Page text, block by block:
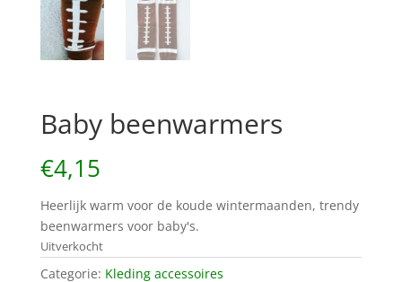
Baby beenwarmers
€4,15
Heerlijk warm voor de koude wintermaanden, trendy
beenwarmers voor baby's.
Uitverkocht
Categorie: Kleding accessoires